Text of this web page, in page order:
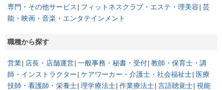
専門・その他サービス
フィットネスクラブ・エステ・理美容 芸
能・映画・音楽・エンタテインメント
職種から探す
営業 店長・店舗運営 一般事務・秘書・受付 教師・保育士・講
師・インストラクター ケアワーカー・介護士・社会福祉士 医療
技師・看護師・栄養士 理学療法士 作業療法士 言語聴覚士 視能